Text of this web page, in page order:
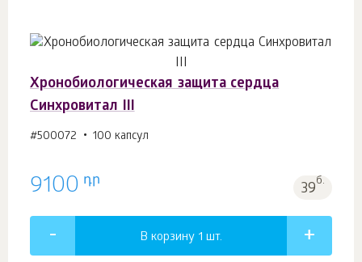
Хронобиологическая защита сердца
Синхровитал III
#500072 100 капсул
9100 դր 39б.
В корзину 1 шт.